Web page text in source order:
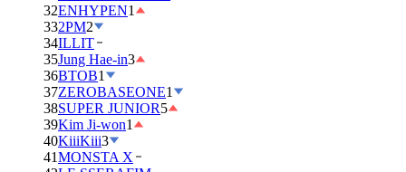
32ENHYPEN1
332PM2
34ILLIT
35Jung Hae-in3
36BTOB1
37ZEROBASEONE1
38SUPER JUNIOR5
39Kim Ji-won1
40KiiiKiii3
41MONSTA X